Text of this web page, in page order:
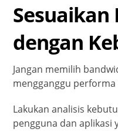
dengan
Jangan memilih
mengganggu
Lakukan analisis
pengguna dan aplikasi